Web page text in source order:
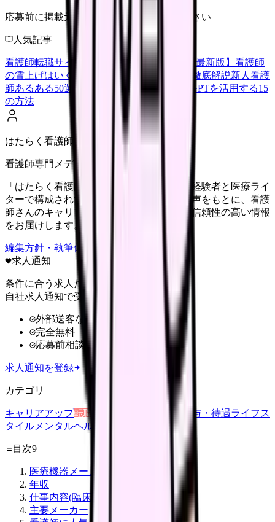
応募前に掲載元の最新情報を確認してください
人気記事
看護師転職サイトランキングTOP5【2026年最新版】 看護師
の賃上げはいくら？2026年度の最新情報を徹底解説新人看護
師あるある50選【共感必至】
看護師がChatGPTを活用する15
の方法
はたらく看護師さん編集部
看護師専門メディア
「はたらく看護師さん」編集部は、看護師経験者と医療ライ
ターで構成されています。現場のリアルな声をもとに、看護
師さんのキャリア・転職・働き方に関する信頼性の高い情報
をお届けします。
編集方針・執筆体制・監修体制を見る
求人通知
条件に合う求人だけ
自社求人通知で受け取る
外部送客なし
完全無料
応募前相談OK
求人通知を登録
カテゴリ
キャリアアップ転職ガイド 職場環境 給与・待遇ライフス
タイル メンタルヘルス
目次9
医療機器メーカーの職種
年収
仕事内容(臨床サポート)
主要メーカー